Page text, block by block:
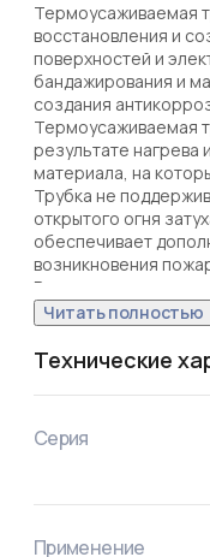
Термоусаживаемая
восстановления и
поверхностей и
бандажирования и
создания
Термоусаживаемая
результате
материала, на
Трубка не
открытого огня
обеспечивает
возникновения
Рекомендуем
помощью
газовых горелок
Гарантийный срок
срок хранения – 7 лет.
Относительное
Электрическая
Читать полностью
Технические
Серия
Применение